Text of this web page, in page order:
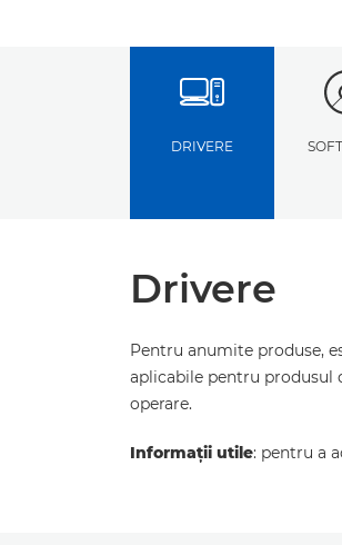
DRIVERE
Drivere
Pentru anumite produse,
aplicabile pentru produsul
operare.
Informaţii utile: pentru a